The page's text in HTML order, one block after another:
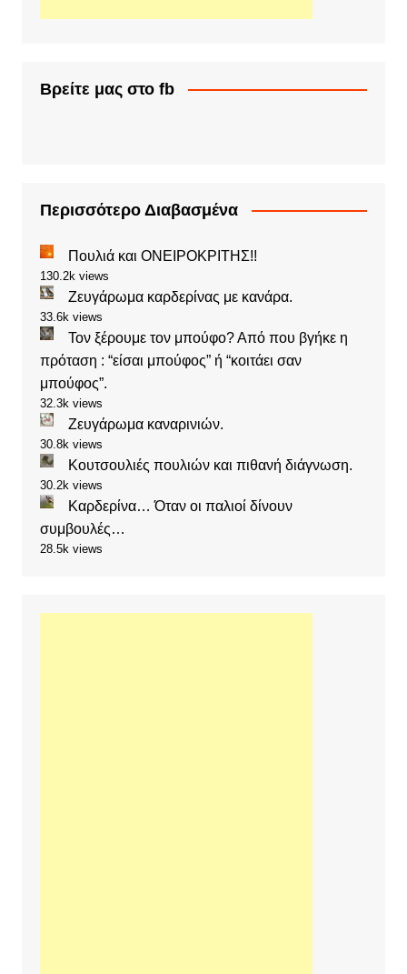
Βρείτε μας στο fb
Περισσότερο Διαβασμένα
Πουλιά και ΟΝΕΙΡΟΚΡΙΤΗΣ!!
130.2k views
Ζευγάρωμα καρδερίνας με κανάρα.
33.6k views
Τον ξέρουμε τον μπούφο? Από που βγήκε η
πρόταση : “είσαι μπούφος” ή “κοιτάει σαν
μπούφος”.
32.3k views
Ζευγάρωμα καναρινιών.
30.8k views
Κουτσουλιές πουλιών και πιθανή διάγνωση.
30.2k views
Καρδερίνα… Όταν οι παλιοί δίνουν
συμβουλές…
28.5k views